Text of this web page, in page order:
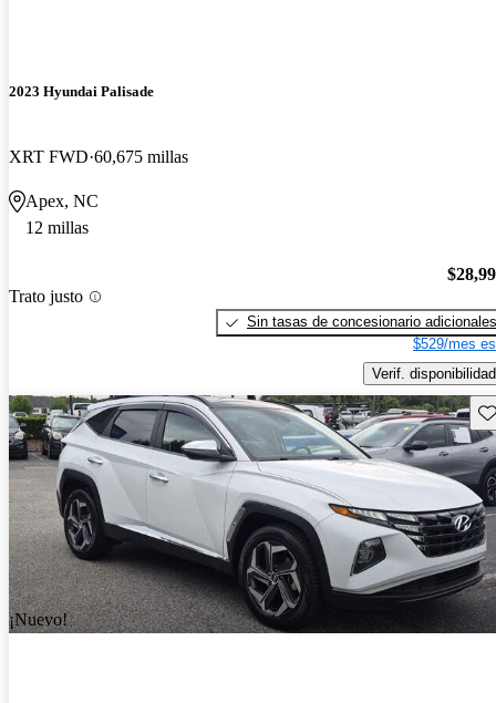
2023 Hyundai Palisade
XRT FWD 60,675 millas
Apex, NC
12 millas
Trato justo
Sin tasas de concesionario adicionales
$529/mes
Verif. disponibilidad
¡Nuevo!